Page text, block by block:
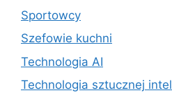
Sportowcy
Szefowie kuchni
Technologia AI
Technologia sztucznej